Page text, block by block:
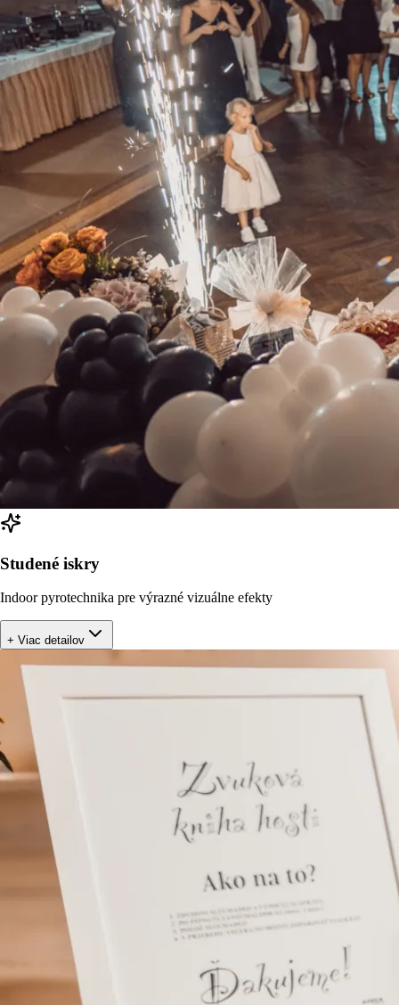
Studené iskry
Indoor pyrotechnika pre výrazné vizuálne efekty
+ Viac detailov